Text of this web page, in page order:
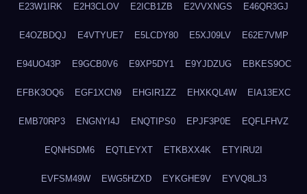
E23W1IRK E2H3CLOV E2ICB1ZB E2VVXNGS E46QR3GJ
E4OZBDQJ E4VTYUE7 E5LCDY80 E5XJ09LV E62E7VMP
E94UO43P E9GCB0V6 E9XP5DY1 E9YJDZUG EBKES9OC
EFBK3OQ6 EGF1XCN9 EHGIR1ZZ EHXKQL4W EIA13EXC
EMB70RP3 ENGNYI4J ENQTIPS0 EPJF3P0E EQFLFHVZ
EQNHSDM6 EQTLEYXT ETKBXX4K ETYIRU2I
EVFSM49W EWG5HZXD EYKGHE9V EYVQ8LJ3